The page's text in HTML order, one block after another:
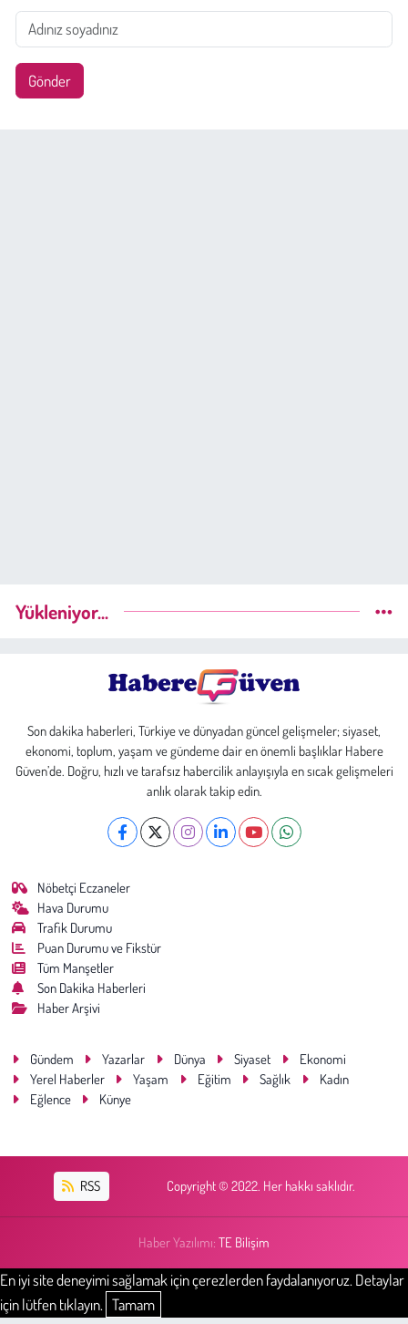
Gönder
Yükleniyor...
Son dakika haberleri, Türkiye ve dünyadan güncel gelişmeler; siyaset,
ekonomi, toplum, yaşam ve gündeme dair en önemli başlıklar Habere
Güven’de. Doğru, hızlı ve tarafsız habercilik anlayışıyla en sıcak gelişmeleri
anlık olarak takip edin.
Nöbetçi Eczaneler
Hava Durumu
Trafik Durumu
Puan Durumu ve Fikstür
Tüm Manşetler
Son Dakika Haberleri
Haber Arşivi
Gündem Yazarlar Dünya Siyaset
Ekonomi
Yerel Haberler
Yaşam Eğitim Sağlık
Kadın
Eğlence
Künye
RSS Copyright © 2022. Her hakkı saklıdır.
Haber Yazılımı: TE Bilişim
En iyi site deneyimi sağlamak için çerezlerden faydalanıyoruz. Detaylar
için lütfen tıklayın. Tamam